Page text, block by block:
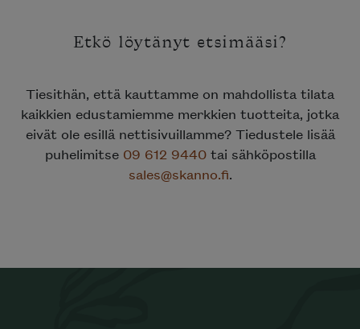
Etkö löytänyt etsimääsi?
Tiesithän, että kauttamme on mahdollista tilata
kaikkien edustamiemme merkkien tuotteita, jotka
eivät ole esillä nettisivuillamme? Tiedustele lisää
puhelimitse 09 612 9440tai sähköpostilla
sales@skanno.fi.